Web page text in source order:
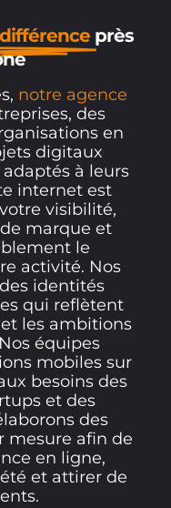
près
notre agence
des
en
digitaux
à leurs
internet est
visibilité,
marque et
le
activité. Nos
identités
qui reflètent
les ambitions
équipes
mobiles sur
besoins des
et des
des
mesure afin de
en ligne,
et attirer de